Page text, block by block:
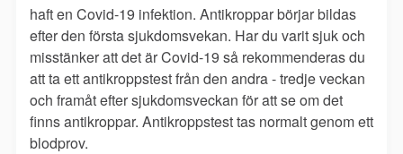
haft en Covid-19 infektion. Antikroppar börjar bildas
efter den första sjukdomsvekan. Har du varit sjuk och
misstänker att det är Covid-19 så rekommenderas du
att ta ett antikroppstest från den andra - tredje veckan
och framåt efter sjukdomsveckan för att se om det
finns antikroppar. Antikroppstest tas normalt genom ett
blodprov.